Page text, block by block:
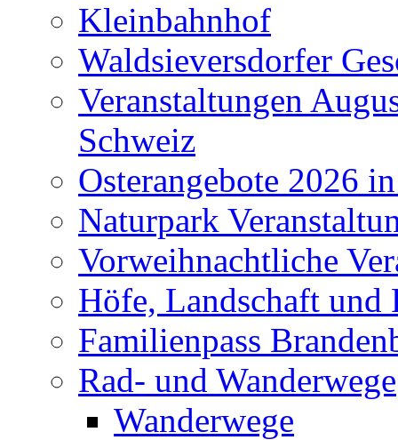
Kleinbahnhof
Waldsieversdorfer
Veranstaltungen
Schweiz
Osterangebote 2026
Naturpark
Vorweihnachtliche
Höfe, Landschaft und
Familienpass
Rad- und Wanderwege
Wanderwege